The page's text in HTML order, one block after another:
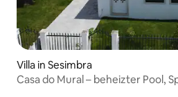
Villa in Sesimbra
Casa do Mural – beheizter Pool,